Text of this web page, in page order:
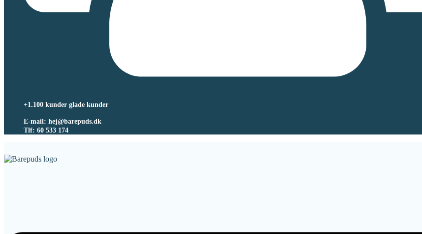
+1.100 kunder glade kunder
E-mail: hej@barepuds.dk
Tlf: 60 533 174